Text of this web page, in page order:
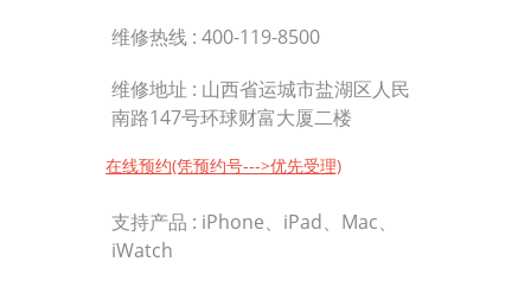
维修热线 : 400-119-8500
维修地址 : 山西省运城市盐湖区人民
南路147号环球财富大厦二楼
在线预约(凭预约号--->优先受理)
支持产品 : iPhone、iPad、Mac、
iWatch